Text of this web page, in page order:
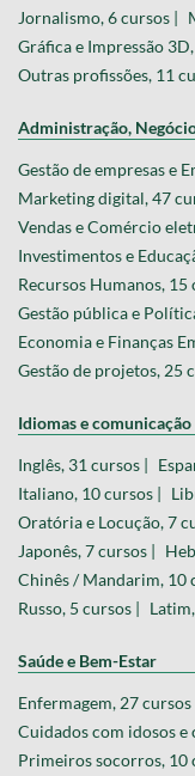
Jornalismo, 6 cursos |
Gráfica e Impressão
Outras profissões, 11
Administração,
Gestão de empresas e
Marketing digital, 47
Vendas e Comércio
Investimentos e
Recursos Humanos, 15
Gestão pública e
Economia e Finanças
Gestão de projetos, 25
Idiomas e comunicação
Inglês, 31 cursos |
Italiano, 10 cursos |
Oratória e Locução, 7
Japonês, 7 cursos |
Chinês / Mandarim, 10
Russo, 5 cursos |
Saúde e Bem-Estar
Enfermagem, 27 cursos
Cuidados com idosos e
Primeiros socorros, 10